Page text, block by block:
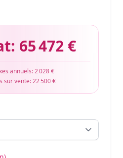
65 472 €
annuels:2 028 €
sur vente:22 500 €